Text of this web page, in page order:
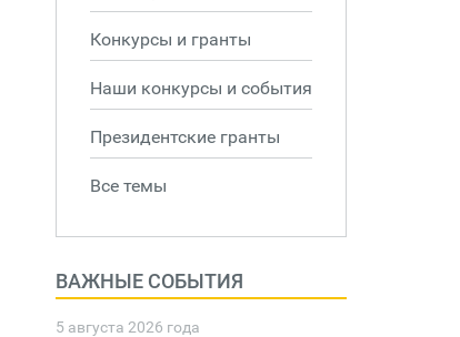
Конкурсы и гранты
Наши конкурсы и события
Президентские гранты
Все темы
ВАЖНЫЕ СОБЫТИЯ
5 августа 2026 года